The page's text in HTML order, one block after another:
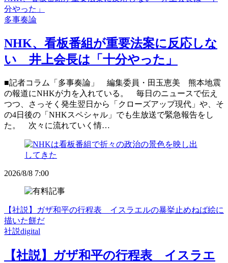
分やった」
多事奏論
NHK、看板番組が重要法案に反応しな
い 井上会長は「十分やった」
■記者コラム「多事奏論」 編集委員・田玉恵美 熊本地震
の報道にNHKが力を入れている。 毎日のニュースで伝え
つつ、さっそく発生翌日から「クローズアップ現代」や、そ
の4日後の「NHKスペシャル」でも生放送で緊急報告をし
た。 次々に流れていく情…
2026/8/8 7:00
【社説】ガザ和平の行程表 イスラエルの暴挙止めねば絵に
描いた餅だ
社説digital
【社説】ガザ和平の行程表 イスラエ